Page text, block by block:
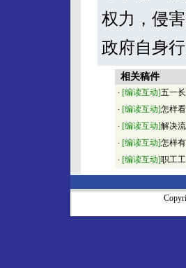
权力，侵
政府自身
相关稿件
· [编读互动]五一
· [编读互动]怎样
· [编读互动]解决
· [编读互动]怎样
· [编读互动]职工